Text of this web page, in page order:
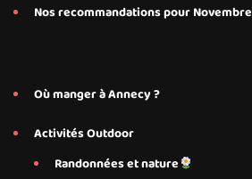
Nos recommandations pour Novembre
Où manger à Annecy ?
Activités Outdoor
Randonnées et nature